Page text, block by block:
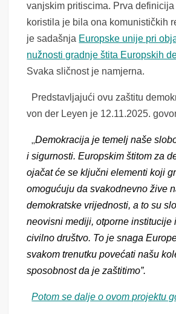
vanjskim pritiscima. Prva
koristila je bila ona komunističkih
je sadašnja Europske unije pri
nužnosti gradnje štita Europskih
Svaka sličnost je namjerna.
Predstavljajući ovu zaštitu
von der Leyen je 12.11.2025.
„Demokracija je temelj naše
i sigurnosti. Europskim štitom za
ojačat će se ključni elementi koji
omogućuju da svakodnevno žive
demokratske vrijednosti, a to su
neovisni mediji, otporne institucije
civilno društvo. To je snaga
svakom trenutku povećati našu
sposobnost da je zaštitimo”.
Potom se dalje o ovom projektu